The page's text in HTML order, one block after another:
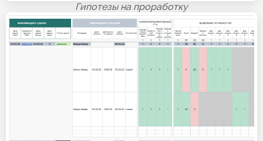
Гипотезы на проработку